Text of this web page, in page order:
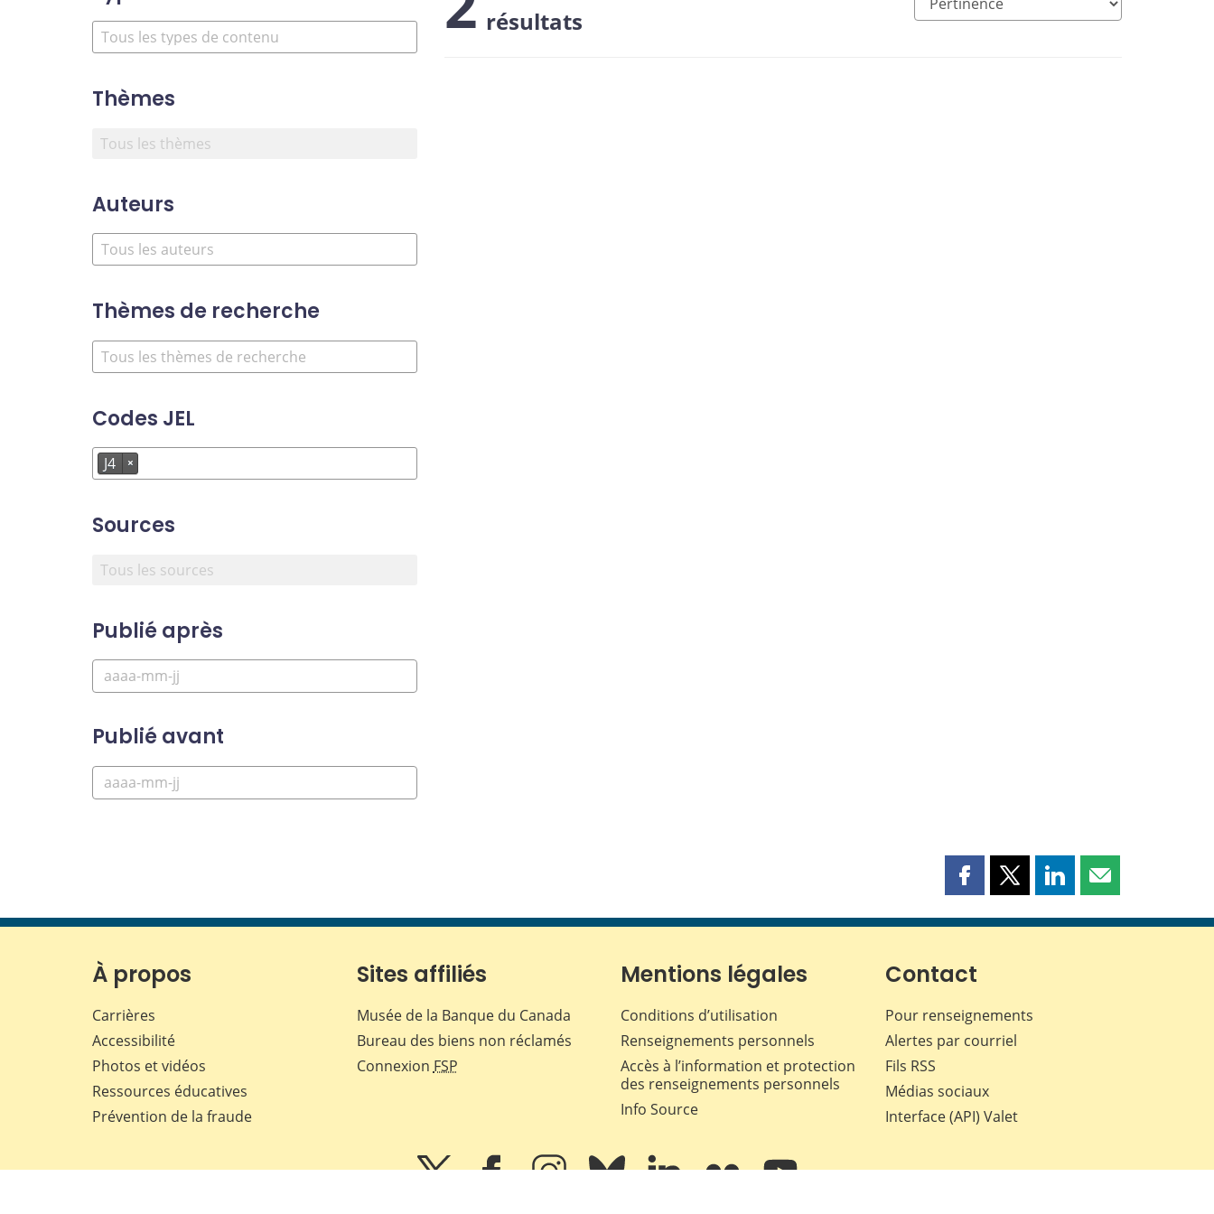
Thèmes
Auteurs
Thèmes de recherche
Codes JEL
J4 ×
Sources
Publié après
Publié avant
résultats
Partager
page
Facebook
Partager
page
Partager
page
Partager
page
À propos
Carrières
Accessibilité
Photos et vidéos
Ressources éducatives
Prévention de la fraude
Sites affiliés
Musée de la Banque du Canada
Bureau des biens non réclamés
ConnexionFSP
Mentions légales
Conditions d’utilisation
Renseignements personnels
Accès à l’information et protection
des renseignements personnels
Info Source
Contact
Pour renseignements
Alertes par courriel
Fils RSS
Médias sociaux
Interface (API) Valet